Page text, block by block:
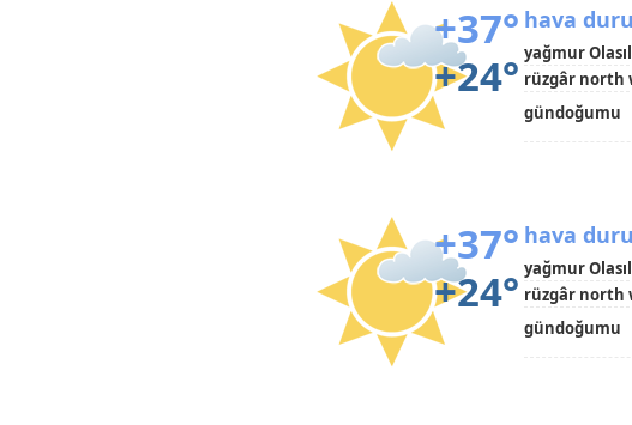
+37°
+24°
hava
yağmur
rüzgâr north
gündoğumu
+37°
+24°
hava
yağmur
rüzgâr north
gündoğumu